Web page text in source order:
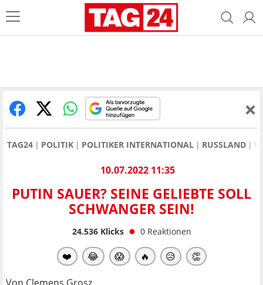
TAG24 POLITIK POLITIKER INTERNATIONAL RUSSLAND
10.07.2022 11:35
PUTIN SAUER? SEINE GELIEBTE SOLL
SCHWANGER SEIN!
24.536Klicks 0 Reaktionen
❤️ 😂 😱 🔥 😥 👏